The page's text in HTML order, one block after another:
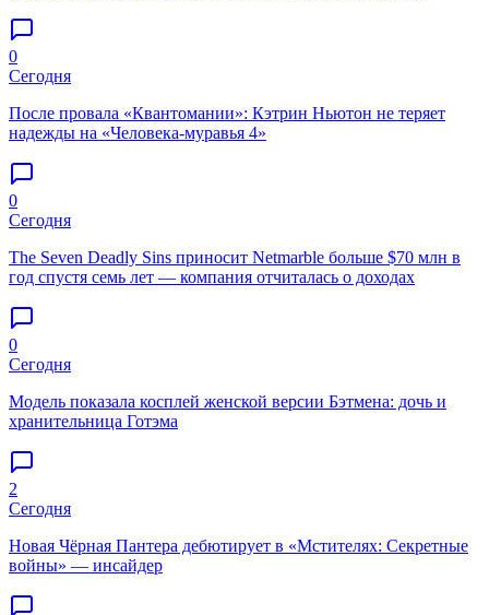
0
Сегодня
После провала «Квантомании»: Кэтрин Ньютон не теряет
надежды на «Человека-муравья 4»
0
Сегодня
The Seven Deadly Sins приносит Netmarble больше $70 млн в
год спустя семь лет — компания отчиталась о доходах
0
Сегодня
Модель показала косплей женской версии Бэтмена: дочь и
хранительница Готэма
2
Сегодня
Новая Чёрная Пантера дебютирует в «Мстителях: Секретные
войны» — инсайдер